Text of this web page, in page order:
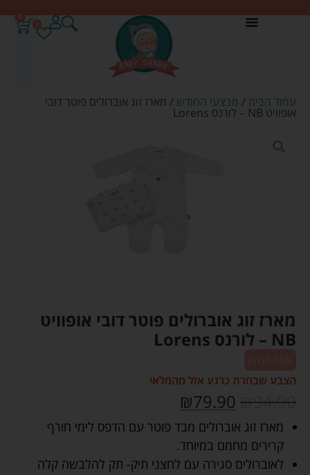
0
עמוד הבית / מבצעי החודש / מארז זוג אוברולים פוטר דובי
אופוויט NB – לורנס Lorens
מארז זוג אוברולים פוטר דובי אופוויט
NB – לורנס Lorens
הצבע שבחרת כרגע אזל מהמלאי
₪94.90
₪79.90
מארז זוג אוברולים מבד פוטר עם הדפס לימי חורף
קרירים מחמם במיוחד.
לאוברולים סגירה עם לחצני תיק- תק להלבשה קלה